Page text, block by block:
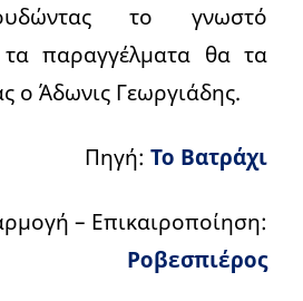
το γνωστό
παραγγέλματα θα τα
ο Άδωνις Γεωργιάδης.
Πηγή: Το Βατράχι
– Επικαιροποίηση:
Ροβεσπιέρος